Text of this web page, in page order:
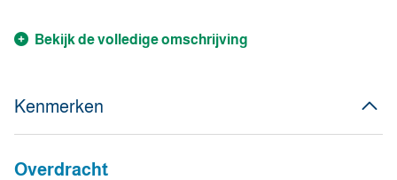
Bekijk de volledige omschrijving
Kenmerken
Overdracht